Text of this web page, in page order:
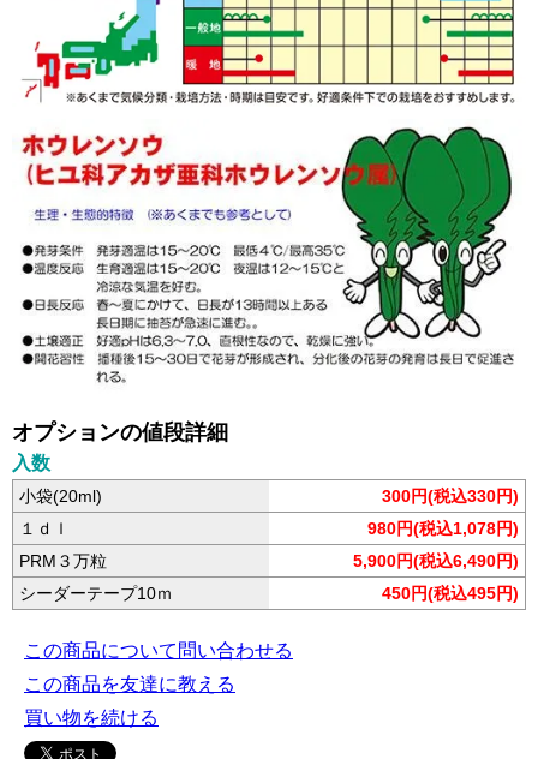
オプションの値段詳細
入数
小袋(20ml)
300円(税込330円)
１ｄｌ
980円(税込1,078円)
PRM３万粒
5,900円(税込6,490円)
シーダーテープ10ｍ
450円(税込495円)
この商品について問い合わせる
この商品を友達に教える
買い物を続ける